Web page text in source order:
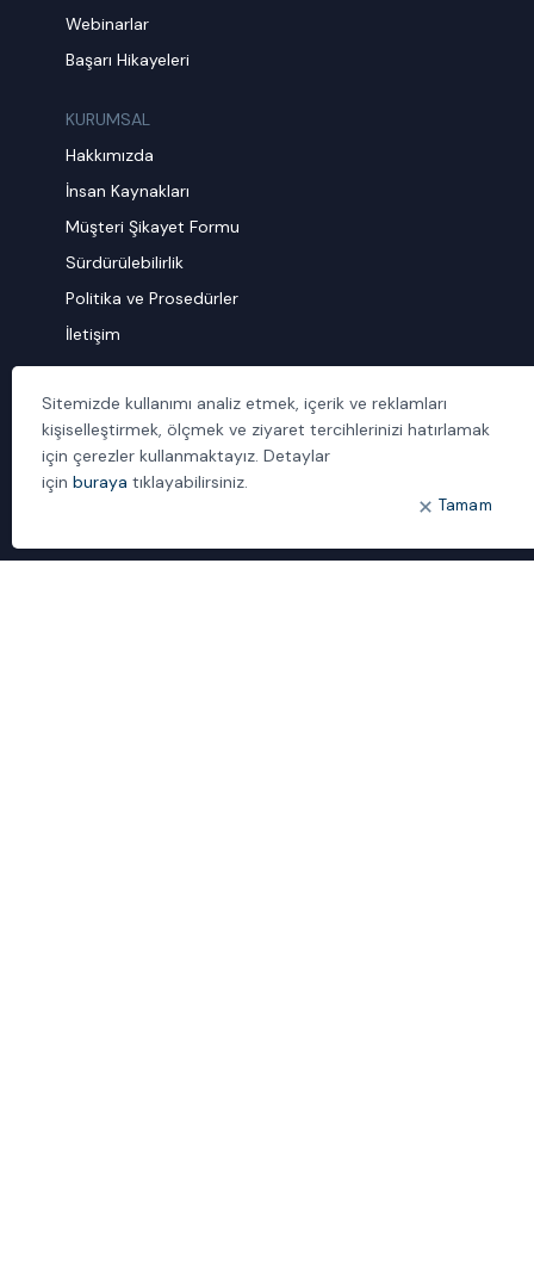
Webinarlar
Başarı Hikayeleri
KURUMSAL
Hakkımızda
İnsan Kaynakları
Müşteri Şikayet Formu
Sürdürülebilirlik
Politika ve Prosedürler
İletişim
ÖNE ÇIKANLAR
Bulut Dönüşümü
Dijital Sözlük
Sitemizde kullanımı analiz etmek, içerik ve reklamları
kişiselleştirmek, ölçmek ve ziyaret tercihlerinizi hatırlamak
için çerezler kullanmaktayız. Detaylar
için buraya tıklayabilirsiniz.
Tamam